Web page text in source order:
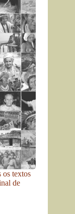
os textos
de